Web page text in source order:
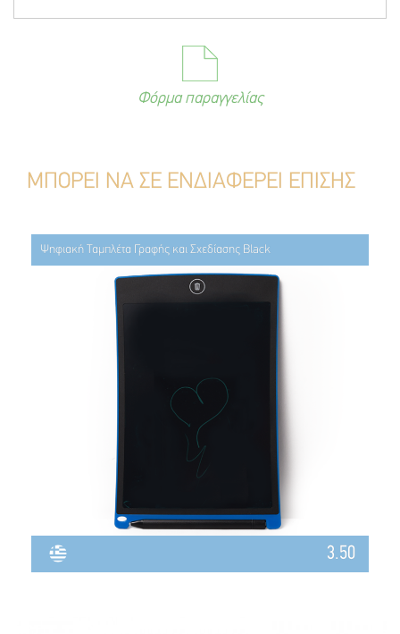
Φόρμα παραγγελίας
ΜΠΟΡΕΙ ΝΑ ΣΕ ΕΝΔΙΑΦΕΡΕΙ ΕΠΙΣΗΣ
Ψηφιακή Ταμπλέτα Γραφής και Σχεδίασης Black
3.50